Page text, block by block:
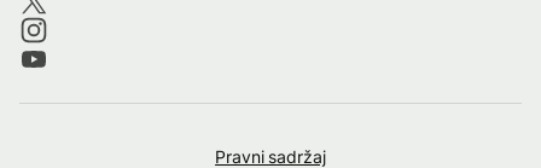
Pravni sadržaj